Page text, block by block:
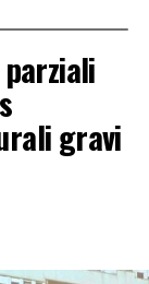
gravi